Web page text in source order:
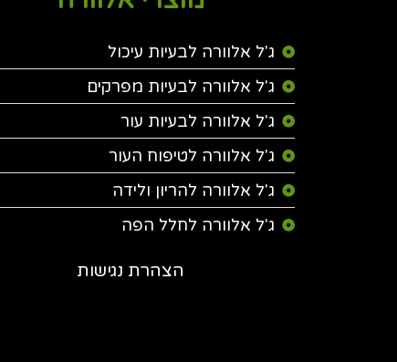
ג'ל אלוורה לבעיות עיכול
ג'ל אלוורה לבעיות מפרקים
ג'ל אלוורה לבעיות עור
ג'ל אלוורה לטיפוח העור
ג'ל אלוורה להריון ולידה
ג'ל אלוורה לחלל הפה
הצהרת נגישות